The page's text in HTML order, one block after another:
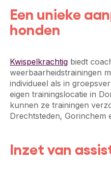
Een unieke
honden
Kwispelkrachtig biedt
weerbaarheidstrainingen
individueel als in
eigen trainingslocatie in
kunnen ze trainingen
Drechtsteden, Gorinchem
Inzet van